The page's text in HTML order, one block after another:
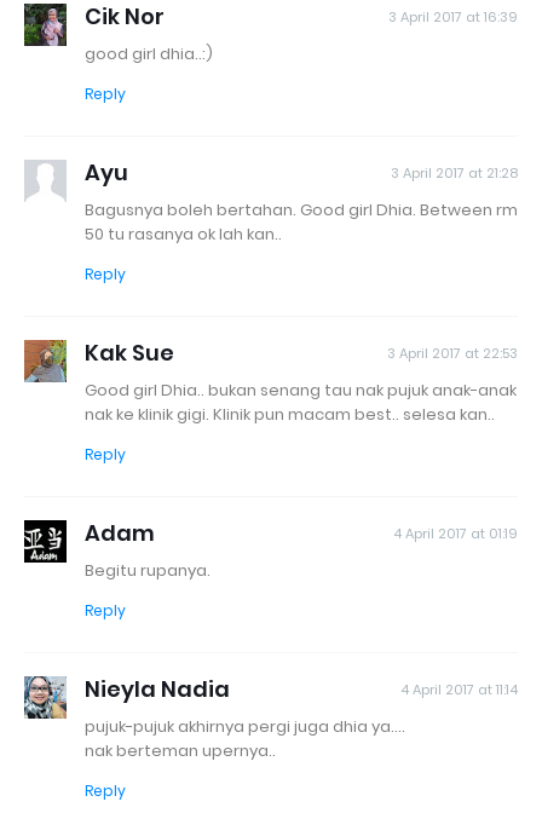
Cik Nor 3 April 2017 at 16:39
good girl dhia..:)
Reply
Ayu 3 April 2017 at 21:28
Bagusnya boleh bertahan. Good girl Dhia. Between rm
50 tu rasanya ok lah kan..
Reply
Kak Sue 3 April 2017 at 22:53
Good girl Dhia.. bukan senang tau nak pujuk anak-anak
nak ke klinik gigi. Klinik pun macam best.. selesa kan..
Reply
Adam 4 April 2017 at 01:19
Begitu rupanya.
Reply
Nieyla Nadia 4 April 2017 at 11:14
pujuk-pujuk akhirnya pergi juga dhia ya....
nak berteman upernya..
Reply